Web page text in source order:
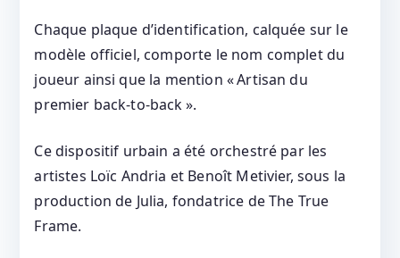
Chaque plaque d’identification, calquée sur le
modèle officiel, comporte le nom complet du
joueur ainsi que la mention « Artisan du
premier back‑to‑back ».
Ce dispositif urbain a été orchestré par les
artistes Loïc Andria et Benoît Metivier, sous la
production de Julia, fondatrice de The True
Frame.